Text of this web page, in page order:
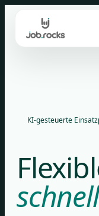
content
KI-gesteuerte